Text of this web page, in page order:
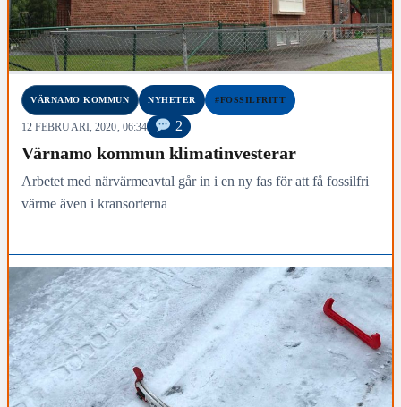
VÄRNAMO KOMMUN NYHETER #FOSSILFRITT
12 FEBRUARI, 2020, 06:34 2
Värnamo kommun klimatinvesterar
Arbetet med närvärmeavtal går in i en ny fas för att få fossilfri
värme även i kransorterna